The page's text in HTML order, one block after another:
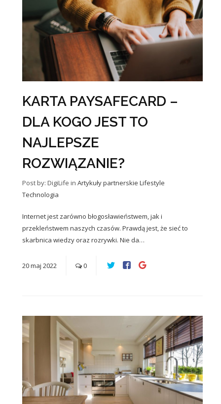
KARTA PAYSAFECARD –
DLA KOGO JEST TO
NAJLEPSZE
ROZWIĄZANIE?
Post by: DigiLife in Artykuły partnerskie Lifestyle
Technologia
Internet jest zarówno błogosławieństwem, jak i
przekleństwem naszych czasów. Prawdą jest, że sieć to
skarbnica wiedzy oraz rozrywki. Nie da…
20maj 2022 0